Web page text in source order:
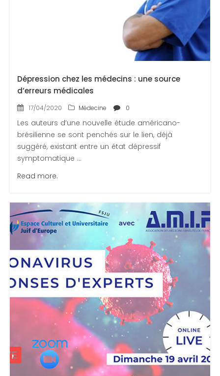
Dépression chez les médecins : une source
d’erreurs médicales
17/04/2020 Médecine 0
Les auteurs d’une nouvelle étude américano-
brésilienne se sont penchés sur le lien, déjà
suggéré, existant entre un état dépressif
symptomatique ...
Read more.